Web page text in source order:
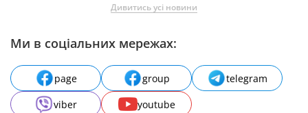
Дивитись усі новини
Ми в соціальних мережах:
page group
telegram
viber
youtube